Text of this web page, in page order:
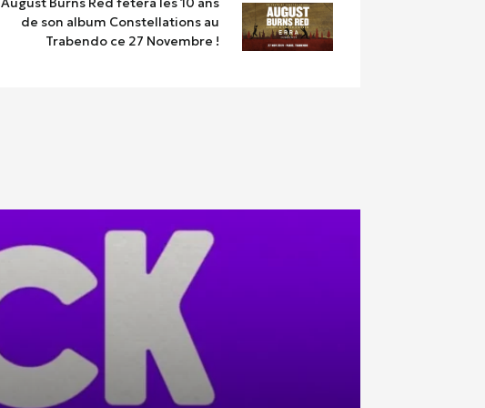
de son album Constellations au
Trabendo ce 27 Novembre !